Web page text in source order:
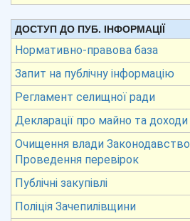
ДОСТУП ДО ПУБ. ІНФОРМАЦІЇ
Нормативно-правова база
Запит на публічну інформацію
Регламент селищної ради
Декларації про майно та доходи
Очищення влади Законодавство
Проведення перевірок
Публічні закупівлі
Поліція Зачепилівщини